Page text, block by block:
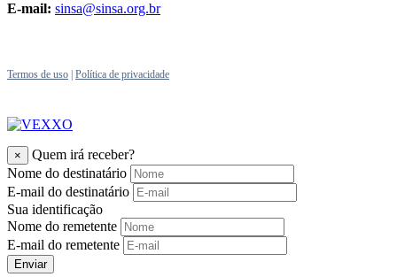
E-mail: sinsa@sinsa.org.br
Termos de uso Política de privacidade
×
Quem irá receber?
Nome do destinatário
E-mail do destinatário
Sua identificação
Nome do remetente
E-mail do remetente
Enviar